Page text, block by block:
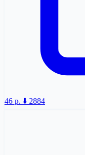
46 p. ⬇️ 2884